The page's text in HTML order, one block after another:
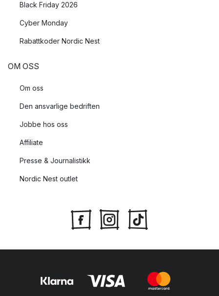
Black Friday 2026
Cyber Monday
Rabattkoder Nordic Nest
OM OSS
Om oss
Den ansvarlige bedriften
Jobbe hos oss
Affiliate
Presse & Journalistikk
Nordic Nest outlet